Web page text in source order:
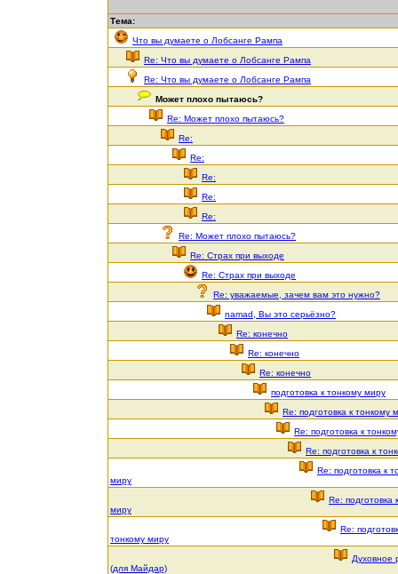
Тема:
Что вы думаете о Лобсанге Рампа
Re: Что вы думаете о Лобсанге Рампа
Re: Что вы думаете о Лобсанге Рампа
Может плохо пытаюсь?
Re: Может плохо пытаюсь?
Re:
Re:
Re:
Re:
Re:
Re: Может плохо пытаюсь?
Re: Страх при выходе
Re: Страх при выходе
Re: уважаемые, зачем вам это нужно?
namad, Вы это серьёзно?
Re: конечно
Re: конечно
Re: конечно
подготовка к тонкому миру
Re: подготовка к тонкому
Re: подготовка к
Re: подготовка к
Re: подготовка к
миру
Re: подготовка
миру
Re:
тонкому миру
Духовное
(для Майдар)